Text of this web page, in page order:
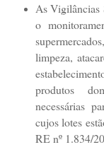
As Vigilâncias
o
limpeza,
produtos
necessárias
cujos lotes
RE nº 1.834/